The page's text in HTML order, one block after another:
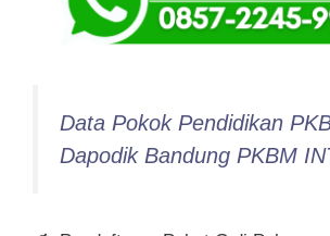
Data Pokok Pendidikan
Dapodik Bandung PKBM